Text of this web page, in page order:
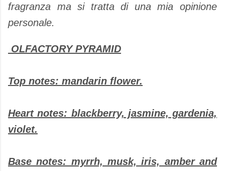
fragranza ma si tratta di una mia opinione
personale.
OLFACTORY PYRAMID
Top notes: mandarin flower.
Heart notes: blackberry, jasmine, gardenia,
violet.
Base notes: myrrh, musk, iris, amber and